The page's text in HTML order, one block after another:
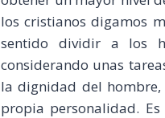
los cristianos digamos
sentido dividir a los
considerando unas
la dignidad del
propia personalidad.